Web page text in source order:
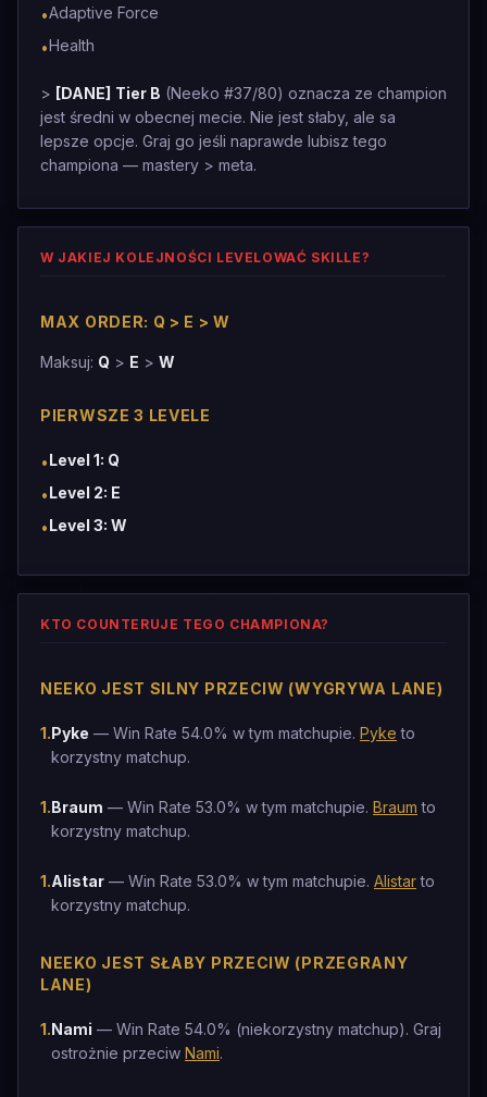
•Adaptive Force
•Health
> [DANE] Tier B (Neeko #37/80) oznacza ze champion
jest średni w obecnej mecie. Nie jest słaby, ale sa
lepsze opcje. Graj go jeśli naprawde lubisz tego
championa — mastery > meta.
W JAKIEJ KOLEJNOŚCI LEVELOWAĆ SKILLE?
MAX ORDER: Q > E > W
Maksuj: Q > E > W
PIERWSZE 3 LEVELE
•Level 1: Q
•Level 2: E
•Level 3: W
KTO COUNTERUJE TEGO CHAMPIONA?
NEEKO JEST SILNY PRZECIW (WYGRYWA LANE)
1.Pyke — Win Rate 54.0% w tym matchupie. Pyke to
korzystny matchup.
1.Braum — Win Rate 53.0% w tym matchupie. Braum to
korzystny matchup.
1.Alistar — Win Rate 53.0% w tym matchupie. Alistarto
korzystny matchup.
NEEKO JEST SŁABY PRZECIW (PRZEGRANY
LANE)
1.Nami — Win Rate 54.0% (niekorzystny matchup). Graj
ostrożnie przeciw Nami.